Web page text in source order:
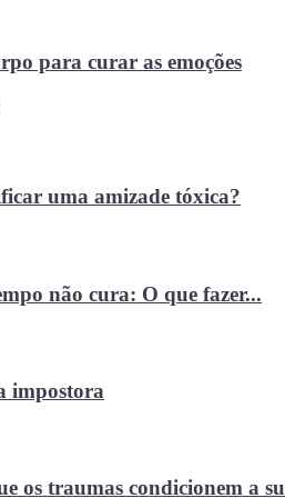
para curar as emoções
uma amizade tóxica?
não cura: O que fazer...
impostora
os traumas condicionem a